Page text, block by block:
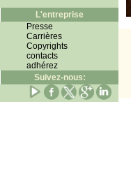
L'entreprise
Presse
Carrières
Copyrights
contacts
adhérez
Suivez-nous: